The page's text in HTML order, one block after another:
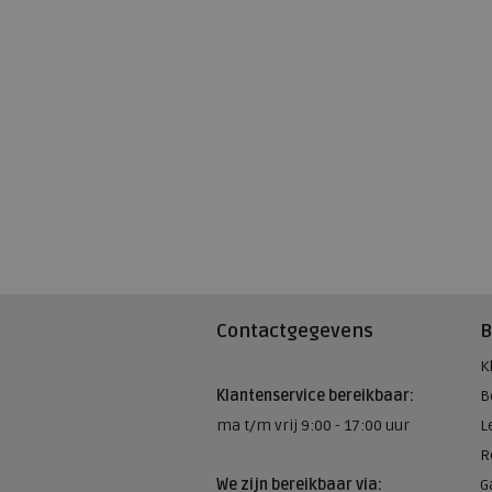
Contactgegevens
Klantenservice bereikbaar:
ma t/m vrij 9:00 - 17:00 uur
We zijn bereikbaar via: